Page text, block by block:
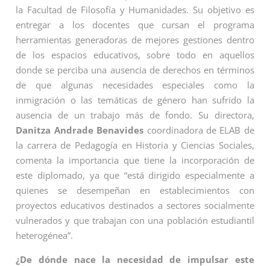
la Facultad de Filosofía y Humanidades. Su objetivo es
entregar a los docentes que cursan el programa
herramientas generadoras de mejores gestiones dentro
de los espacios educativos, sobre todo en aquellos
donde se perciba una ausencia de derechos en términos
de que algunas necesidades especiales como la
inmigración o las temáticas de género han sufrido la
ausencia de un trabajo más de fondo. Su directora,
Danitza Andrade Benavides coordinadora de ELAB de
la carrera de Pedagogía en Historia y Ciencias Sociales,
comenta la importancia que tiene la incorporación de
este diplomado, ya que “está dirigido especialmente a
quienes se desempeñan en establecimientos con
proyectos educativos destinados a sectores socialmente
vulnerados y que trabajan con una población estudiantil
heterogénea”.
¿De dónde nace la necesidad de impulsar este